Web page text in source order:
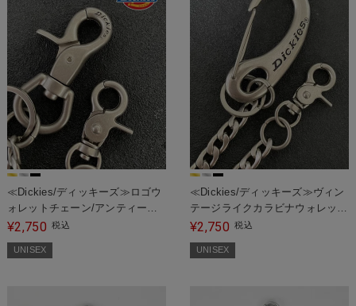
≪Dickies/ディッキーズ≫ロゴウ
ォレットチェーン/アンティーク
カラー/ギフト人気
¥2,750 税込
UNISEX
≪Dickies/ディッキーズ≫ヴィン
テージライクカラビナウォレット
チェーン/ロゴ/プレゼントにも◎
¥2,750 税込
UNISEX